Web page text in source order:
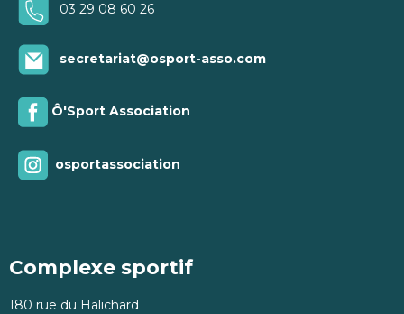
03 29 08 60 26
secretariat@osport-asso.com
Ô'Sport Association
osportassociation
Complexe sportif
180 rue du Halichard